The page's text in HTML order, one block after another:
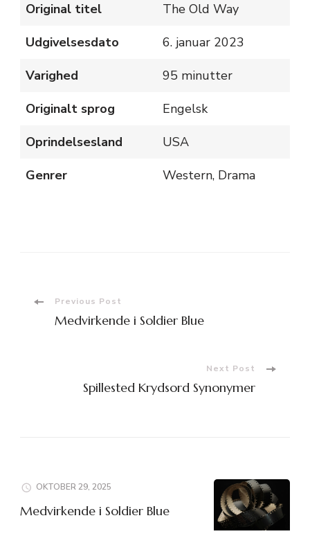
Original titel
The Old Way
Udgivelsesdato
6. januar 2023
Varighed
95 minutter
Originalt sprog
Engelsk
Oprindelsesland
USA
Genrer
Western, Drama
PostPrevious Post
Medvirkende i Soldier Blue
Next Post
Spillested Krydsord Synonymer
OKTOBER 29, 2025
Medvirkende i Soldier Blue